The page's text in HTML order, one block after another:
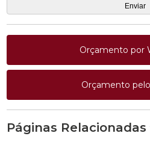
Orçamento por
Orçamento
Páginas Relacionadas